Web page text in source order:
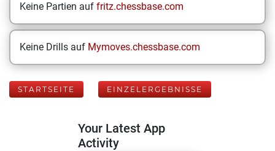
Keine Partien auf fritz.chessbase.com
Keine Drills auf Mymoves.chessbase.com
STARTSEITE EINZELERGEBNISSE
Your Latest App
Activity